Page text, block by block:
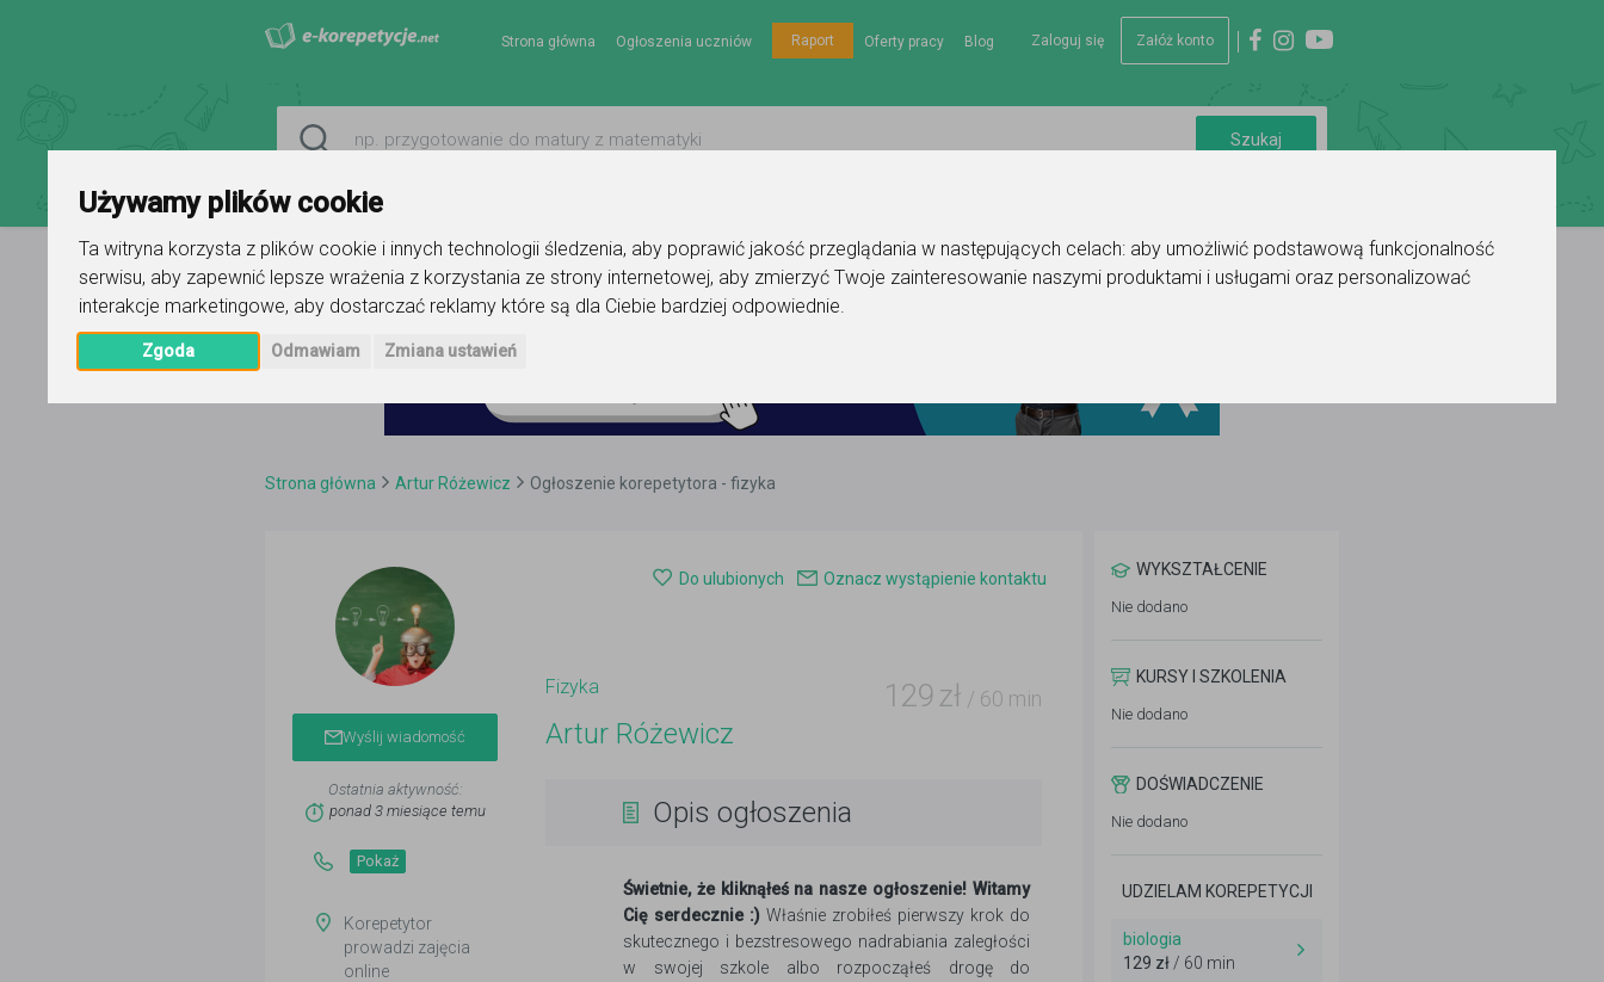
Używamy plików cookie
Ta witryna korzysta z plików cookie i innych technologii śledzenia, aby poprawić jakość przeglądania w następujących celach: aby umożliwić podstawową funkcjonalność
serwisu, aby zapewnić lepsze wrażenia z korzystania ze strony internetowej, aby zmierzyć Twoje zainteresowanie naszymi produktami i usługami oraz personalizować
interakcje marketingowe, aby dostarczać reklamy które są dla Ciebie bardziej odpowiednie
Zgoda Odmawiam Zmiana ustawień
Zaloguj się Załóż konto
Strona główna Ogłoszenia uczniów Raport Oferty pracy Blog
Strona główna Artur Różewicz Ogłoszenie korepetytora - fizyka
Do ulubionych Oznacz wystąpienie kontaktu
Wyślij wiadomość
Ostatnia aktywność:
ponad 3 miesiące temu
Pokaż
Korepetytor
prowadzi zajęcia
online
Fizyka 129 zł / 60 min
Artur Różewicz
Opis ogłoszenia
Świetnie, że kliknąłeś na nasze ogłoszenie! Witamy
Cię serdecznie :) Właśnie zrobiłeś pierwszy krok do
skutecznego i bezstresowego nadrabiania zaległości
w swojej szkole albo rozpocząłeś drogę do
WYKSZTAŁCENIE
Nie dodano
KURSY I SZKOLENIA
Nie dodano
DOŚWIADCZENIE
Nie dodano
UDZIELAM KOREPETYCJI
biologia
129 zł / 60 min